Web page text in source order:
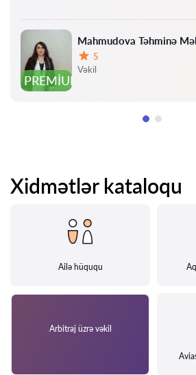
PREMIUM
Mahmudova Təhminə
Qiymət:
5
Vəkil
Xidmətlər kataloqu
Ailə hüququ
Arbitraj üzrə vəkil